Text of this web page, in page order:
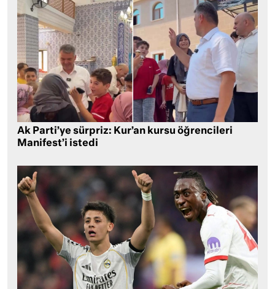
Ak Parti’ye sürpriz: Kur’an kursu öğrencileri
Manifest’i istedi